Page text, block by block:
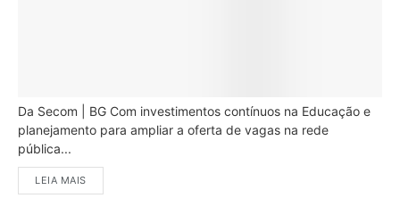
Da Secom | BG Com investimentos contínuos na Educação e
planejamento para ampliar a oferta de vagas na rede
pública...
LEIA MAIS